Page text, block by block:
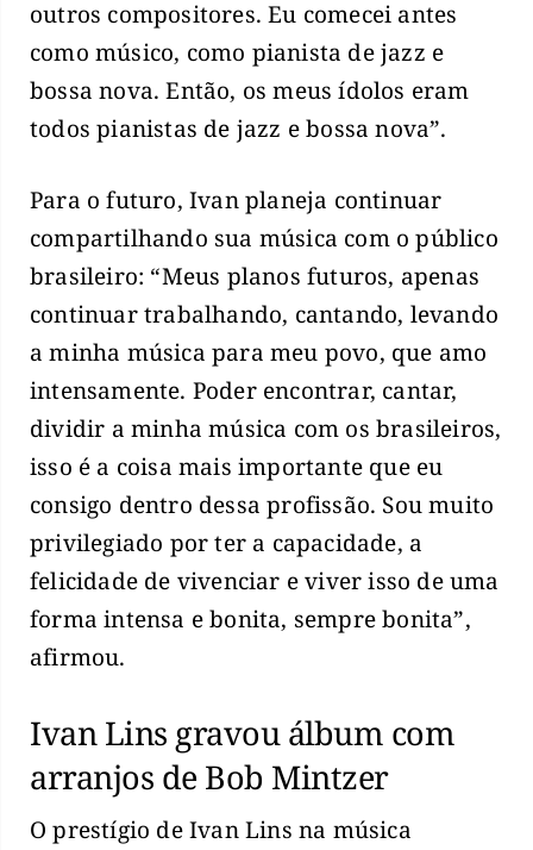
outros compositores. Eu comecei antes
como músico, como pianista de jazz e
bossa nova. Então, os meus ídolos eram
todos pianistas de jazz e bossa nova”.
Para o futuro, Ivan planeja continuar
compartilhando sua música com o público
brasileiro: “Meus planos futuros, apenas
continuar trabalhando, cantando, levando
a minha música para meu povo, que amo
intensamente. Poder encontrar, cantar,
dividir a minha música com os brasileiros,
isso é a coisa mais importante que eu
consigo dentro dessa profissão. Sou muito
privilegiado por ter a capacidade, a
felicidade de vivenciar e viver isso de uma
forma intensa e bonita, sempre bonita”,
afirmou.
Ivan Lins gravou álbum com
arranjos de Bob Mintzer
O prestígio de Ivan Lins na música